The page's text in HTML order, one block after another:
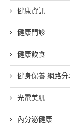
健康資訊
健康門診
健康飲食
健身保養 網路分
光電美肌
內分泌健康